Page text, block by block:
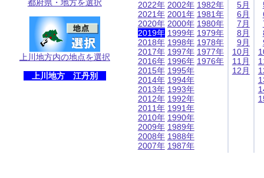
都府県・地方を選択
上川地方内の地点を選択
上川地方 江丹別
2022年
2021年
2020年
2019年
2018年
2017年
2016年
2015年
2014年
2013年
2012年
2011年
2010年
2009年
2008年
2007年
2002年
2001年
2000年
1999年
1998年
1997年
1996年
1995年
1994年
1993年
1992年
1991年
1990年
1989年
1988年
1987年
1982年
1981年
1980年
1979年
1978年
1977年
1976年
5月
6月
7月
8月
9月
10月
11月
12月